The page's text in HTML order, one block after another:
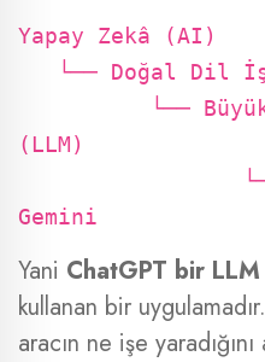
Yapay Zekâ (AI)
└── Doğal Dil
└── Büyük
(LLM)
└──
Gemini
Yani ChatGPT bir
kullanan bir
aracın ne işe